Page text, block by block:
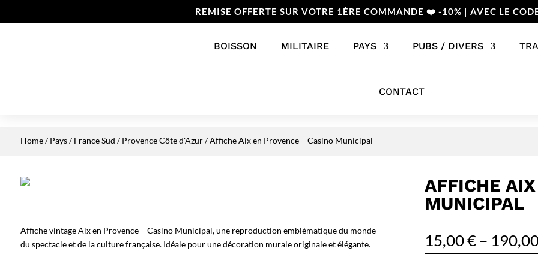
REMISE OFFERTE SUR VOTRE 1ÈRE COMMANDE ❤️ -10% | AVEC LE
BOISSON MILITAIRE PAYS PUBS / DIVERS
CONTACT
Home/Pays/France Sud /Provence Côte d'Azur/ Affiche Aix en Provence – Casino Municipal
Affiche vintage Aix en Provence – Casino Municipal, une reproduction emblématique du monde
du spectacle et de la culture française. Idéale pour une décoration murale originale et élégante.
AFFICHE
MUNICIPAL
15,00€ –